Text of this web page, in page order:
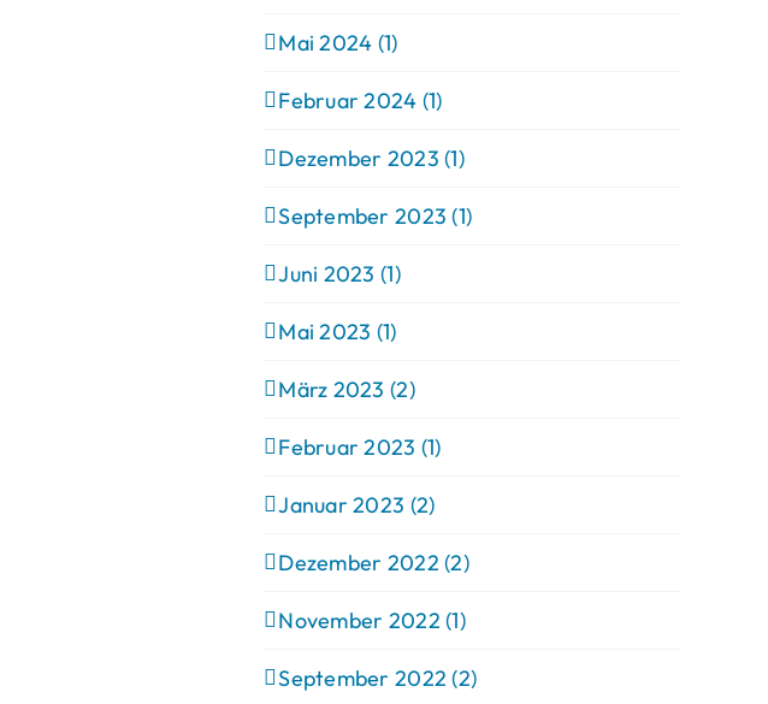
Mai 2024 (1)
Februar 2024 (1)
Dezember 2023 (1)
September 2023 (1)
Juni 2023 (1)
Mai 2023 (1)
März 2023 (2)
Februar 2023 (1)
Januar 2023 (2)
Dezember 2022 (2)
November 2022 (1)
September 2022 (2)